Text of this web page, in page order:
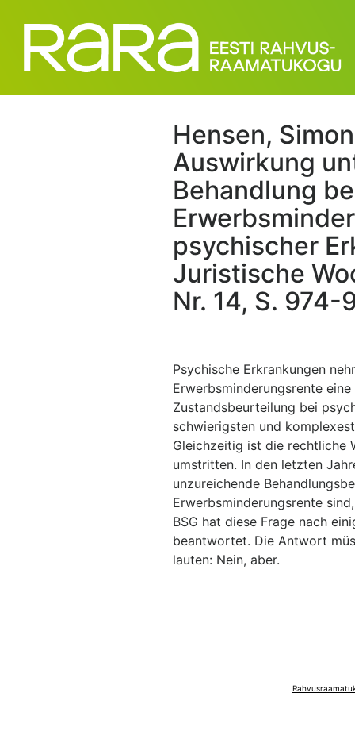
Hensen,
Auswirkung
Behandlung
psychischer
Juristische
Nr. 14, S. 974-
Psychische Erkrankungen
Erwerbsminderungsrente
Zustandsbeurteilung bei
schwierigsten und
Gleichzeitig ist die rechtliche
umstritten. In den letzten
unzureichende
Erwerbsminderungsrente
BSG hat diese Frage nach
beantwortet. Die Antwort
lauten: Nein, aber.